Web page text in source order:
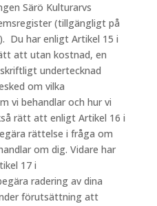
Särö Kulturarvs
(tillgängligt på
Du har enligt Artikel 15 i
att utan kostnad, en
undertecknad
om vilka
vi behandlar och hur vi
rätt att enligt Artikel 16 i
rättelse i fråga om
om dig. Vidare har
17 i
radering av dina
förutsättning att